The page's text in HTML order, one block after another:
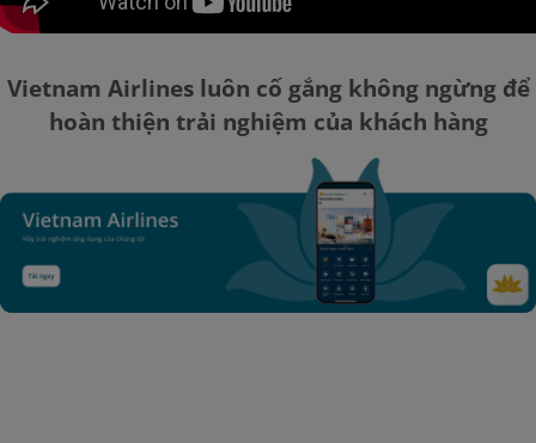
Vietnam Airlines luôn cố gắng không ngừng để
hoàn thiện trải nghiệm của khách hàng